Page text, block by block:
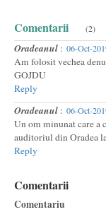
Comentarii (2)
Oradeanul : 06-Oct-
Am folosit vechea
GOJDU
Reply
Oradeanul : 06-Oct-
Un om minunat care a
auditoriul din Oradea
Reply
Comentarii
Comentariu